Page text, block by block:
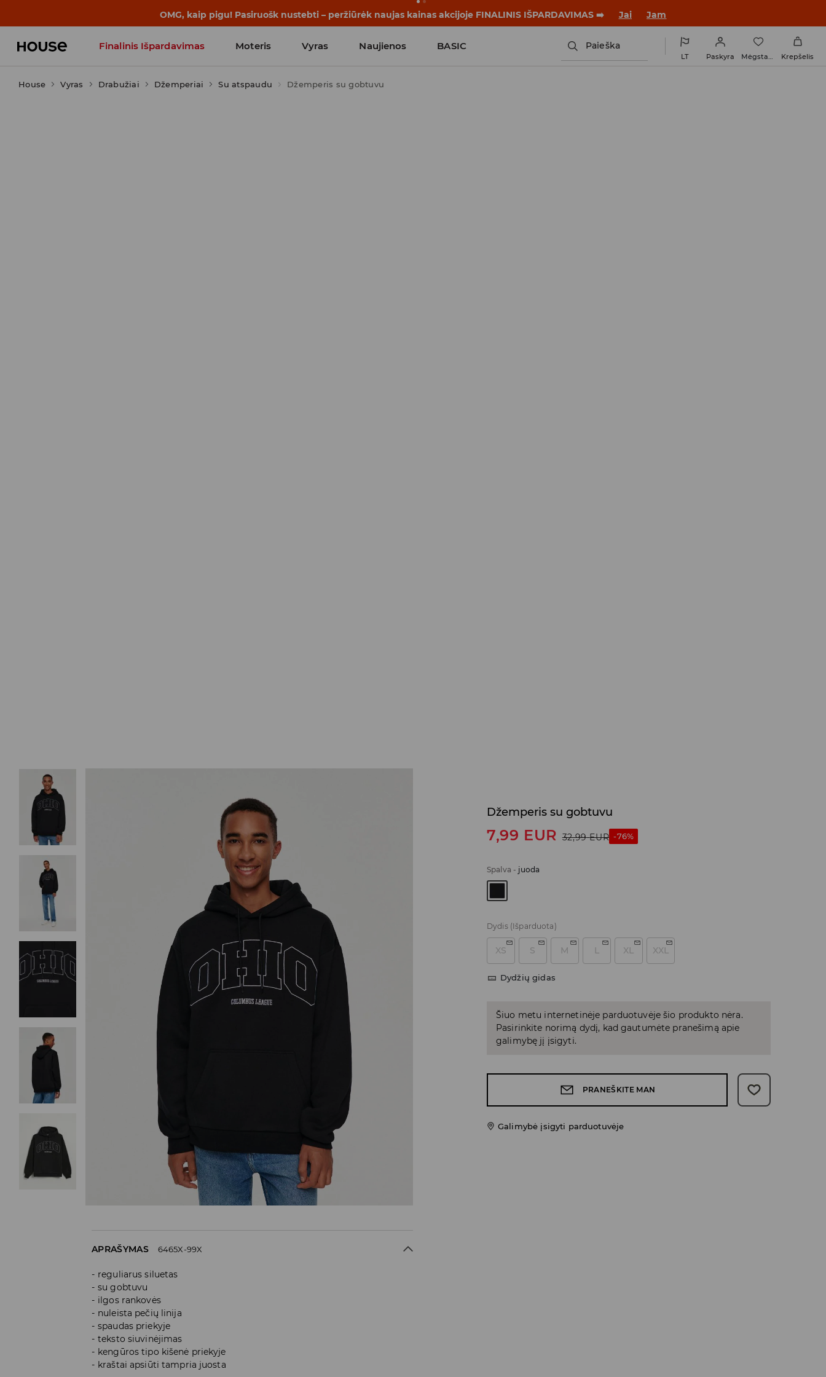
BACK TO SCHOOL📒Geriausios istorijos prasideda dar prieš pirmąjį skambutį. Pradėk mokslo metus su nauju įvaizdžiu!
Finalinis Išpardavimas Moteris Vyras Naujienos BASIC
Influencers' Faves
Paieška
LT Paskyra Mėgstamiausi Krepšelis
House Vyras Drabužiai Džemperiai Su atspaudu Džemperis su gobtuvu
Džemperis su gobtuvu
7,99 EUR 32,99 EUR -76%
Spalva - juoda
Dydis (Išparduota)
XS S M L XL XXL
Dydžių gidas
Šiuo metu internetinėje parduotuvėje šio produkto nėra.
Pasirinkite norimą dydį, kad gautumėte pranešimą apie
galimybę jį įsigyti.
PRANEŠKITE MAN
Galimybė įsigyti parduotuvėje
APRAŠYMAS 6465X-99X
reguliarus siluetas
su gobtuvu
ilgos rankovės
nuleista pečių linija
spaudas priekyje
teksto siuvinėjimas
kengūros tipo kišenė priekyje
kraštai apsiūti tampria juosta